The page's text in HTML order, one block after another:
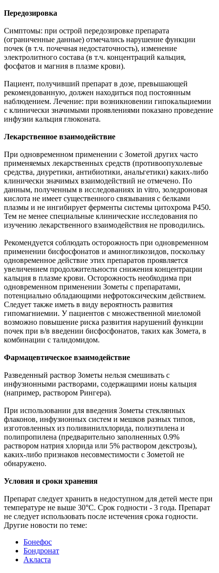
Передозировка
Симптомы: при острой передозировке препарата
(ограниченные данные) отмечались нарушение функции
почек (в т.ч. почечная недостаточность), изменение
электролитного состава (в т.ч. концентраций кальция,
фосфатов и магния в плазме крови).
Пациент, получивший препарат в дозе, превышающей
рекомендованную, должен находиться под постоянным
наблюдением. Лечение: при возникновении гипокальциемии
с клинически значимыми проявлениями показано проведение
инфузии кальция глюконата.
Лекарственное взаимодействие
При одновременном применении с Зометой других часто
применяемых лекарственных средств (противоопухолевые
средства, диуретики, антибиотики, анальгетики) каких-либо
клинически значимых взаимодействий не отмечено. По
данным, полученным в исследованиях in vitro, золедроновая
кислота не имеет существенного связывания с белками
плазмы и не ингибирует ферменты системы цитохрома P450.
Тем не менее специальные клинические исследования по
изучению лекарственного взаимодействия не проводились.
Рекомендуется соблюдать осторожность при одновременном
применении бисфосфонатов и аминогликозидов, поскольку
одновременное действие этих препаратов проявляется
увеличением продолжительности снижения концентрации
кальция в плазме крови. Осторожность необходима при
одновременном применении Зометы с препаратами,
потенциально обладающими нефротоксическим действием.
Следует также иметь в виду вероятность развития
гипомагниемии. У пациентов с множественной миеломой
возможно повышение риска развития нарушений функции
почек при в/в введении бисфосфонатов, таких как Зомета, в
комбинации с талидомидом.
Фармацевтическое взаимодействие
Разведенный раствор Зометы нельзя смешивать с
инфузионными растворами, содержащими ионы кальция
(например, раствором Рингера).
При использовании для введения Зометы стеклянных
флаконов, инфузионных систем и мешков разных типов,
изготовленных из поливинилхлорида, полиэтилена и
полипропилена (предварительно заполненных 0.9%
раствором натрия хлорида или 5% раствором декстрозы),
каких-либо признаков несовместимости с Зометой не
обнаружено.
Условия и сроки хранения
Препарат следует хранить в недоступном для детей месте при
температуре не выше 30°C. Срок годности - 3 года. Препарат
не следует использовать после истечения срока годности.
Другие новости по теме:
Бонефос
Бондронат
Акласта